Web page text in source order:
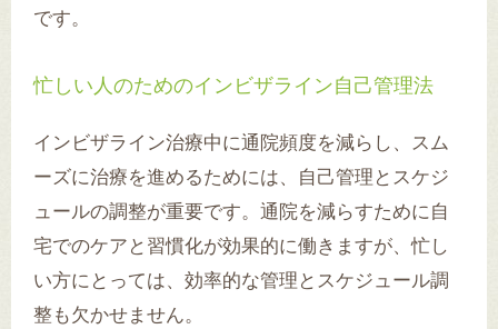
です。
忙しい人のためのインビザライン自己管理法
インビザライン治療中に通院頻度を減らし、スム
ーズに治療を進めるためには、自己管理とスケジ
ュールの調整が重要です。通院を減らすために自
宅でのケアと習慣化が効果的に働きますが、忙し
い方にとっては、効率的な管理とスケジュール調
整も欠かせません。